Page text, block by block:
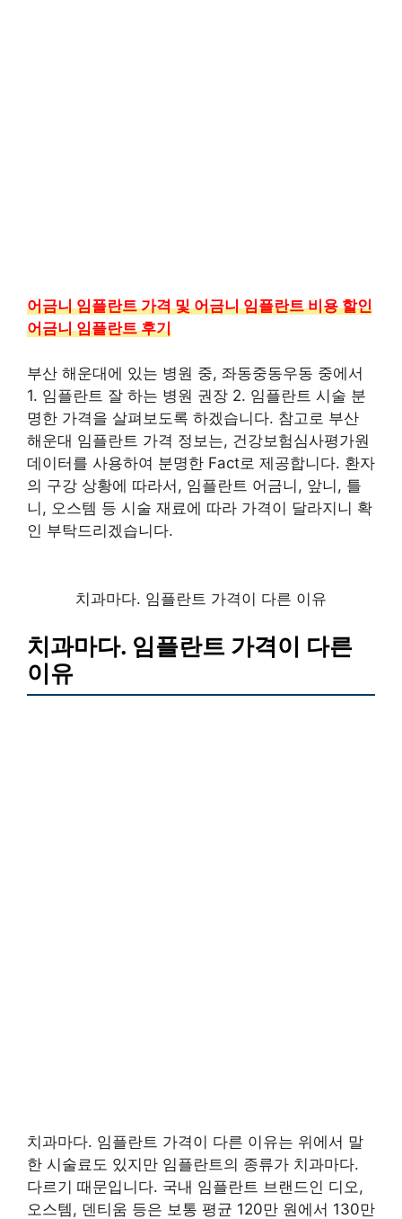
어금니 임플란트 가격 및 어금니 임플란트 비용 할인
어금니 임플란트 후기
부산 해운대에 있는 병원 중, 좌동중동우동 중에서
1. 임플란트 잘 하는 병원 권장 2. 임플란트 시술 분
명한 가격을 살펴보도록 하겠습니다. 참고로 부산
해운대 임플란트 가격 정보는, 건강보험심사평가원
데이터를 사용하여 분명한 Fact로 제공합니다. 환자
의 구강 상황에 따라서, 임플란트 어금니, 앞니, 틀
니, 오스템 등 시술 재료에 따라 가격이 달라지니 확
인 부탁드리겠습니다.
치과마다. 임플란트 가격이 다른 이유
치과마다. 임플란트 가격이 다른
이유
치과마다. 임플란트 가격이 다른 이유는 위에서 말
한 시술료도 있지만 임플란트의 종류가 치과마다.
다르기 때문입니다. 국내 임플란트 브랜드인 디오,
오스템, 덴티움 등은 보통 평균 120만 원에서 130만